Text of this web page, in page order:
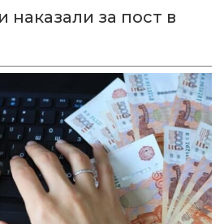
за пост в